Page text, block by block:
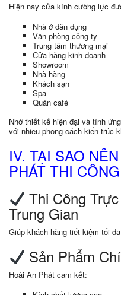
Hiện nay cửa kính cường lực
Nhà ở dân dụng
Văn phòng công ty
Trung tâm thương mại
Cửa hàng kinh doanh
Showroom
Nhà hàng
Khách sạn
Spa
Quán café
Nhờ thiết kế hiện đại và tính
với nhiều phong cách kiến trúc
IV. TẠI SAO
PHÁT THI
Thi Công
Trung Gian
Giúp khách hàng tiết kiệm tối
Sản Phẩm
Hoài Ân Phát cam kết: